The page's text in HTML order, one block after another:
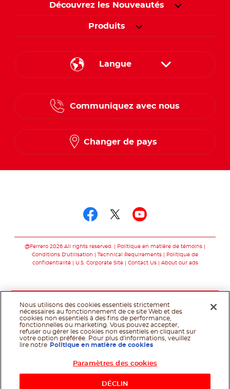
Découvrez les Nouveautés
Produits
Langue
Communiquez avec nous
Changer de pays
@Ferrero 2026 All rights reserved.
Politique en matière de témoins
Conditions D'utilisation
Technical Requirements
Politique de
confidentialité
U.S. Corporate Site Contact Us About our ads
Nous utilisons des cookies essentiels strictement
nécessaires au fonctionnement de ce site Web et des
cookies non essentiels à des fins de performance,
fonctionnelles ou marketing. Vous pouvez accepter,
refuser ou gérer les cookies non essentiels en cliquant sur
votre option préférée. Pour plus d'informations, veuillez
lire notre
Politique en matière de cookies
Paramètres des cookies
DÉCLIN